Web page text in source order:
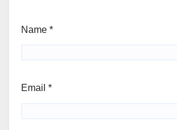
Name *
Email *